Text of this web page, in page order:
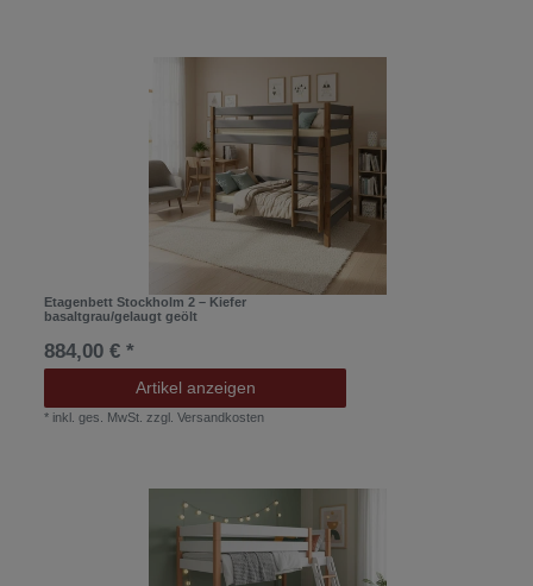
Etagenbett Stockholm 2 – Kiefer
basaltgrau/gelaugt geölt
884,00 € *
Artikel anzeigen
* inkl. ges. MwSt. zzgl.Versandkosten